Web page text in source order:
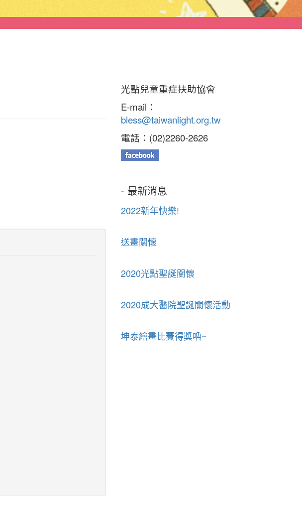
光點兒童重症扶助協會
E-mail：
bless@taiwanlight.org.tw
電話：(02)2260-2626
- 最新消息
2022新年快樂!
送畫關懷
2020光點聖誕關懷
2020成大醫院聖誕關懷活動
坤泰繪畫比賽得獎嚕~